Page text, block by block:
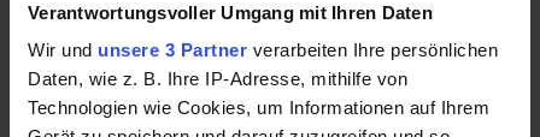
Verantwortungsvoller Umgang mit Ihren Daten
Wir und unsere 3 Partner verarbeiten Ihre persönlichen
Daten, wie z. B. Ihre IP-Adresse, mithilfe von
Technologien wie Cookies, um Informationen auf Ihrem
4. Februar 2015| John Bromels, Motley Fool